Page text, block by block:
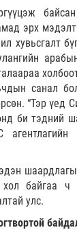
эрх
хувьсгалт
санал
“Тэр үед
би тэдний
хол байгаа
улс.